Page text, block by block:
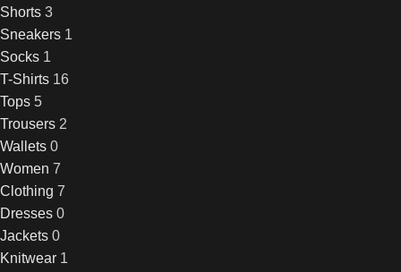
Shorts 3
Sneakers 1
Socks 1
T-Shirts 16
Tops 5
Trousers 2
Wallets 0
Women 7
Clothing 7
Dresses 0
Jackets 0
Knitwear 1